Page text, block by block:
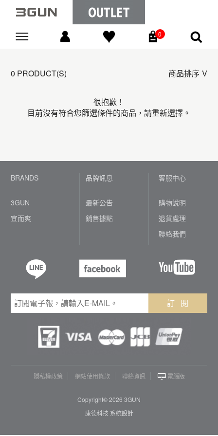
0
0 PRODUCT(S) 商品排序
很抱歉！
目前沒有符合您篩選條件的商品，請重新選擇。
BRANDS
3GUN
宜而爽
品牌訊息
最新公告
銷售據點
客服中心
購物說明
退貨處理
聯絡我們
訂 閱
隱私權政策 網站使用條款 聯絡資訊 電腦版
Copyright© 2026 3GUN
康德科技 系統設計